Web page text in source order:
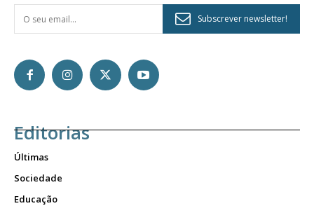
Subscrever newsletter!
Editorias
Últimas
Sociedade
Educação